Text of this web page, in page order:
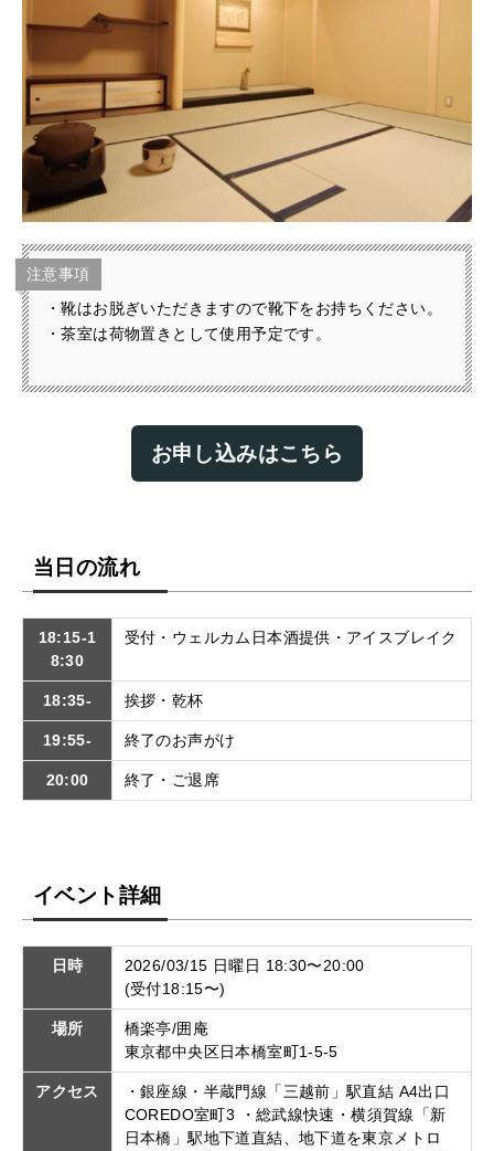
注意事項
・靴はお脱ぎいただきますので靴下をお持ちください。
・茶室は荷物置きとして使用予定です。
お申し込みはこちら
当日の流れ
18:15-1
8:30
受付・ウェルカム日本酒提供・アイスブレイク
18:35- 挨拶・乾杯
19:55- 終了のお声がけ
20:00 終了・ご退席
イベント詳細
日時
2026/03/15 日曜日 18:30〜20:00
(受付18:15〜)
場所
橋楽亭/囲庵
東京都中央区日本橋室町1-5-5
アクセス
・銀座線・半蔵門線「三越前」駅直結 A4出口
COREDO室町3 ・総武線快速・横須賀線「新
日本橋」駅地下道直結、地下道を東京メトロ